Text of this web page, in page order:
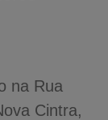
na Rua
Cintra,